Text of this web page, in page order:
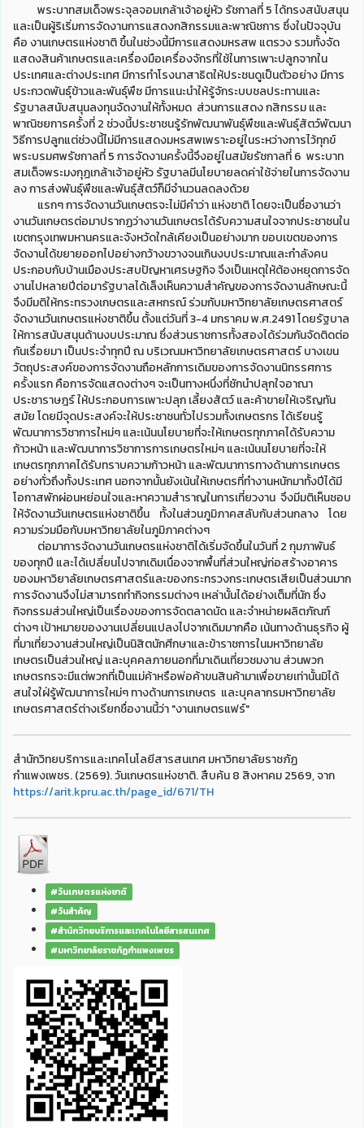
พระบาทสมเด็จพระจุลจอมเกล้าเจ้าอยู่หัว รัชกาลที่ 5 ได้ทรงสนับสนุน
และเป็นผู้ริเริ่มการจัดงานการแสดงกสิกรรมและพาณิชการ ซึ่งในปัจจุบัน
คือ งานเกษตรแห่งชาติ ขึ้นในช่วงนี้มีการแสดงมหรสพ แตรวง รวมทั้งจัด
แสดงสินค้าเกษตรและเครื่องมือเครื่องจักรที่ใช้ในการเพาะปลูกจากใน
ประเทศและต่างประเทศ มีการทำโรงนาสาธิตให้ประชนดูเป็นตัวอย่าง มีการ
ประกวดพันธุ์ข้าวและพันธุ์พืช มีการแนะนำให้รู้จักระบบชลประทานและ
รัฐบาลสนับสนุนลงทุนจัดงานให้ทั้งหมด ส่วนการแสดง กสิกรรม และ
พาณิชยการครั้งที่ 2 ช่วงนี้ประชาชนรู้รักพัฒนาพันธุ์พืชและพันธุ์สัตว์พัฒนา
วิธีการปลูกแต่ช่วงนี้ไม่มีการแสดงมหรสพเพราะอยู่ในระหว่างการไว้ทุกข์
พระบรมศพรัชกาลที่ 5 การจัดงานครั้งนี้จึงอยู่ในสมัยรัชกาลที่ 6 พระบาท
สมเด็จพระมงกุฏเกล้าเจ้าอยู่หัว รัฐบาลมีนโยบายลดค่าใช้จ่ายในการจัดงาน
ลง การส่งพันธุ์พืชและพันธุ์สัตว์ก็มีจำนวนลดลงด้วย
แรกๆ การจัดงานวันเกษตรจะไม่มีคำว่า แห่งชาติ โดยจะเป็นชื่องานว่า
งานวันเกษตรต่อมาปรากฏว่างานวันเกษตรได้รับความสนใจจากประชาชนใน
เขตกรุงเทพมหานครและจังหวัดใกล้เคียงเป็นอย่างมาก ขอบเขตของการ
จัดงานได้ขยายออกไปอย่างกว้างขวางจนเกินงบประมาณและกำลังคน
ประกอบกับบ้านเมืองประสบปัญหาเศรษฐกิจ จึงเป็นเหตุให้ต้องหยุดการจัด
งานไปหลายปีต่อมารัฐบาลได้เล็งเห็นความสำคัญของการจัดงานลักษณะนี้
จึงมีมติให้กระทรวงเกษตรและสหกรณ์ ร่วมกับมหาวิทยาลัยเกษตรศาสตร์
จัดงานวันเกษตรแห่งชาติขึ้น ตั้งแต่วันที่ 3-4 มกราคม พ.ศ.2491 โดยรัฐบาล
ให้การสนับสนุนด้านงบประมาณ ซึ่งส่วนราชการทั้งสองได้ร่วมกันจัดติดต่อ
กันเรื่อยมา เป็นประจำทุกปี ณ บริเวณมหาวิทยาลัยเกษตรศาสตร์ บางเขน
วัตถุประสงค์ของการจัดงานถือหลักการเดิมของการจัดงานนิทรรศการ
ครั้งแรก คือการจัดแสดงต่างๆ จะเป็นทางหนึ่งที่ชักนำปลุกใจอาณา
ประชาราษฎร์ ให้ประกอบการเพาะปลุก เลี้ยงสัตว์ และค้าขายให้เจริญทัน
สมัย โดยมีจุดประสงค์จะให้ประชาชนทั่วไปรวมทั้งเกษตรกร ได้เรียนรู้
พัฒนาการวิชาการใหม่ๆ และเน้นนโยบายที่จะให้เกษตรทุกภาคได้รับความ
ก้าวหน้า และพัฒนาการวิชาการการเกษตรใหม่ๆ และเน้นนโยบายที่จะให้
เกษตรทุกภาคได้รับทราบความก้าวหน้า และพัฒนาการทางด้านการเกษตร
อย่างทั่วถึงทั้งประเทศ นอกจากนั้นยังเน้นให้เกษตรที่ทำงานหนักมาทั้งปีได้มี
โอกาสพักผ่อนหย่อนใจและหาความสำราญในการเที่ยวงาน จึงมีมติเห็นชอบ
ให้จัดงานวันเกษตรแห่งชาติขึ้น ทั้งในส่วนภูมิภาคสลับกับส่วนกลาง โดย
ความร่วมมือกับมหาวิทยาลัยในภูมิภาคต่างๆ
ต่อมาการจัดงานวันเกษตรแห่งชาติได้เริ่มจัดขึ้นในวันที่ 2 กุมภาพันธ์
ของทุกปี และได้เปลี่ยนไปจากเดิมเนื่องจากพื้นที่ส่วนใหญ่ก่อสร้างอาคาร
ของมหาวิยาลัยเกษตรศาสตร์และของกระทรวงกระเกษตรเสียเป็นส่วนมาก
การจัดงานจึงไม่สามารถทำกิจกรรมต่างๆ เหล่านั้นได้อย่างเต็มที่นัก ซึ่ง
กิจกรรมส่วนใหญ่เป็นเรื่องของการจัดตลาดนัด และจำหน่ายผลิตภัณฑ์
ต่างๆ เป้าหมายของงานเปลี่ยนแปลงไปจากเดิมมากคือ เน้นทางด้านธุรกิจ ผู้
ที่มาเที่ยวงานส่วนใหญ่เป็นนิสิตนักศีกษาและข้าราชการในมหาวิทยาลัย
เกษตรเป็นส่วนใหญ่ และบุคคลภายนอกที่มาเดินเที่ยวชมงาน ส่วนพวก
เกษตรกรจะมีแต่พวกที่เป็นแม่ค้าหรือพ่อค้าขนสินค้ามาเพื่อขายเท่านั้นมิได้
สนใจใฝ่รู้พัฒนาการใหม่ๆ ทางด้านการเกษตร และบุคลากรมหาวิทยาลัย
เกษตรศาสตร์ต่างเรียกชื่องานนี้ว่า "งานเกษตรแฟร์"
สำนักวิทยบริการและเทคโนโลยีสารสนเทศ มหาวิทยาลัยราชภัฏ
กำแพงเพชร. (2569). วันเกษตรแห่งชาติ. สืบค้น 8 สิงหาคม 2569, จาก
https://arit.kpru.ac.th/page_id/671/TH
#วันเกษตรแห่งชาติ
#วันสำคัญ
#สำนักวิทยบริการและเทคโนโลยีสารสนเทศ
#มหาวิทยาลัยราชภัฏกำแพงเพชร